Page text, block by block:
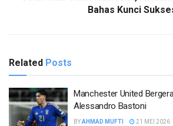
Bahas Kunci
Related Posts
Manchester United
Alessandro Bastoni
BYAHMAD MUFTI 21 MEI 2026